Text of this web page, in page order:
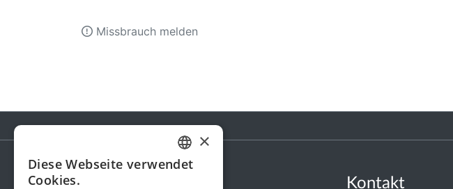
Missbrauch melden
Kontakt
GERMAN
×
Diese Webseite verwendet
Cookies.